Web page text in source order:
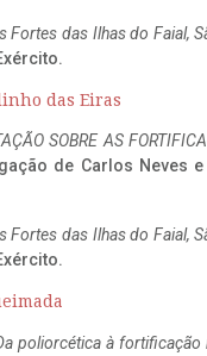
Fortes das Ilhas do Faial,
das Eiras
SOBRE AS
de Carlos Neves
Fortes das Ilhas do Faial,
poliorcética à